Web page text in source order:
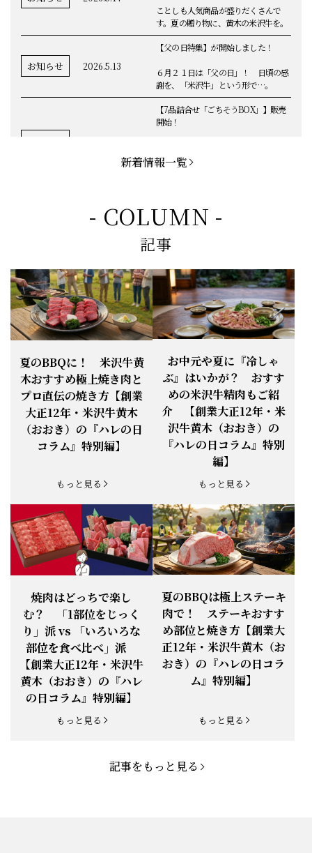
ことしも人気商品が盛りだくさんで
す。夏の贈り物に、黄木の米沢牛を。
お知らせ 2026.5.13
【父の日特集】が開始しました！
６月２１日は「父の日」！ 日頃の感
謝を、「米沢牛」という形で…。
【7品詰合せ「ごちそうBOX」】販売
開始！
ンチカツ」など、黄木の自慢が詰まっ
てます。
【BBQ(バーベキュー)特集】これから
の時期にぴったりなBBQにオススメな
米沢牛の商品をご紹介いたします。今
回限定のBBQセットや、定番部位のお
すすめ商品もございます！
お知らせ 2026.4.13
【母の日】5月10日の母の日に、
「『ありがとう』の気持ち」をお贈り
できます。
お知らせ 2026.1.25
【ご注意】1月27日（火）は終日、お
電話・FAXが繋がりません（8:30〜
18:00）
お知らせ 2026.1.20
【恵方巻】今年の2月3日は、『米沢牛
恵方巻』を！
お知らせ 2026.1.15
【新商品】『米沢牛だし茶漬け』発売
お知らせ 2025.11.3 「黄木の御歳暮」早割開始！
お知らせ 2025.9.13 「秋分の日」定休日変更のお知らせ
お知らせ 2025.6.16 新登場！一膳ご飯
お知らせ 2025.5.28 「初夏の肉祭り」開催中
お知らせ 2025.5.19 「父の日特集」開催中
お知らせ 2025.4.28 「BBQ企画」開催中！
お知らせ 2025.4.28 「母の日企画」開催中！
新着情報一覧
- COLUMN -
記事
夏のBBQに！ 米沢牛黄
木おすすめ極上焼き肉と
プロ直伝の焼き方【創業
大正12年・米沢牛黄木
（おおき）の『ハレの日
コラム』特別編】
もっと見る
お中元や夏に『冷しゃ
ぶ』はいかが？ おすす
めの米沢牛精肉もご紹
介 【創業大正12年・米
沢牛黄木（おおき）の
『ハレの日コラム』特別
編】
もっと見る
焼肉はどっちで楽し
む？ 「1部位をじっく
り」派 vs 「いろいろな
部位を食べ比べ」派
【創業大正12年・米沢牛
黄木（おおき）の『ハレ
の日コラム』特別編】
もっと見る
夏のBBQは極上ステーキ
肉で！ ステーキおすす
め部位と焼き方【創業大
正12年・米沢牛黄木（お
おき）の『ハレの日コラ
ム』特別編】
もっと見る
記事をもっと見る